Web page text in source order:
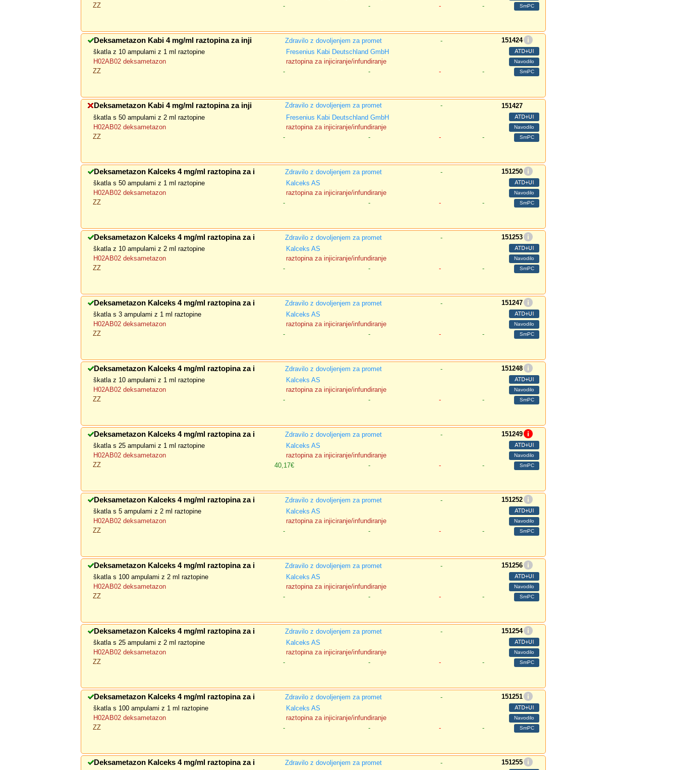
ZZ
- - - -
Deksametazon Kabi 4 mg/ml raztopina za inji Zdravilo z dovoljenjem za promet -
151424
škatla z 10 ampulami z 1 ml raztopine
Fresenius Kabi Deutschland GmbH
H02AB02 deksametazon
raztopina za injiciranje/infundiranje
ZZ
- - - -
Deksametazon Kabi 4 mg/ml raztopina za inji Zdravilo z dovoljenjem za promet -
151427
škatla s 50 ampulami z 2 ml raztopine
Fresenius Kabi Deutschland GmbH
H02AB02 deksametazon
raztopina za injiciranje/infundiranje
ZZ
- - - -
Deksametazon Kalceks 4 mg/ml raztopina za i Zdravilo z dovoljenjem za promet -
151250
škatla s 50 ampulami z 1 ml raztopine
Kalceks AS
H02AB02 deksametazon
raztopina za injiciranje/infundiranje
ZZ
- - - -
Deksametazon Kalceks 4 mg/ml raztopina za i Zdravilo z dovoljenjem za promet -
151253
škatla z 10 ampulami z 2 ml raztopine
Kalceks AS
H02AB02 deksametazon
raztopina za injiciranje/infundiranje
ZZ
- - - -
Deksametazon Kalceks 4 mg/ml raztopina za i Zdravilo z dovoljenjem za promet -
151247
škatla s 3 ampulami z 1 ml raztopine
Kalceks AS
H02AB02 deksametazon
raztopina za injiciranje/infundiranje
ZZ
- - - -
Deksametazon Kalceks 4 mg/ml raztopina za i Zdravilo z dovoljenjem za promet -
151248
škatla z 10 ampulami z 1 ml raztopine
Kalceks AS
H02AB02 deksametazon
raztopina za injiciranje/infundiranje
ZZ
- - - -
Deksametazon Kalceks 4 mg/ml raztopina za i Zdravilo z dovoljenjem za promet -
151249
škatla s 25 ampulami z 1 ml raztopine
Kalceks AS
H02AB02 deksametazon
raztopina za injiciranje/infundiranje
ZZ
40,17€ - - -
Deksametazon Kalceks 4 mg/ml raztopina za i Zdravilo z dovoljenjem za promet -
151252
škatla s 5 ampulami z 2 ml raztopine
Kalceks AS
H02AB02 deksametazon
raztopina za injiciranje/infundiranje
ZZ
- - - -
Deksametazon Kalceks 4 mg/ml raztopina za i Zdravilo z dovoljenjem za promet -
151256
škatla s 100 ampulami z 2 ml raztopine
Kalceks AS
H02AB02 deksametazon
raztopina za injiciranje/infundiranje
ZZ
- - - -
Deksametazon Kalceks 4 mg/ml raztopina za i Zdravilo z dovoljenjem za promet -
151254
škatla s 25 ampulami z 2 ml raztopine
Kalceks AS
H02AB02 deksametazon
raztopina za injiciranje/infundiranje
ZZ
- - - -
Deksametazon Kalceks 4 mg/ml raztopina za i Zdravilo z dovoljenjem za promet -
151251
škatla s 100 ampulami z 1 ml raztopine
Kalceks AS
H02AB02 deksametazon
raztopina za injiciranje/infundiranje
ZZ
- - - -
Deksametazon Kalceks 4 mg/ml raztopina za i Zdravilo z dovoljenjem za promet - 151255